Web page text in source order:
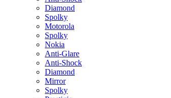
Diamond
Spolky
Motorola
Spolky
Nokia
Anti-Glare
Anti-Shock
Diamond
Mirror
Spolky